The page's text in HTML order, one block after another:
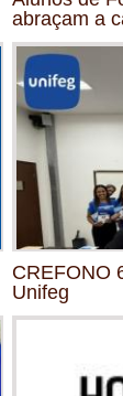
abraçam a
CREFONO
Unifeg